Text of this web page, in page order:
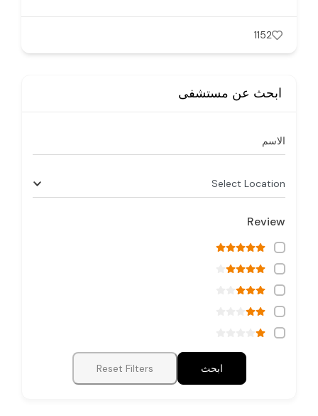
1152
ابحث عن مستشفى
الاسم
Select Location
Review
ابحث Reset Filters